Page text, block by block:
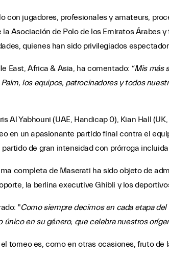
con jugadores, profesionales y amateurs,
Asociación de Polo de los Emiratos Árabes
quienes han sido privilegiados
East, Africa & Asia, ha comentado: “Mis más
los equipos, patrocinadores y todos
Al Yabhouni (UAE, Handicap 0), Kian Hall
en un apasionante partido final contra el
de gran intensidad con prórroga
completa de Maserati ha sido objeto de
la berlina executive Ghibli y los
"Como siempre decimos en cada etapa
en su género, que celebra nuestros
torneo es, como en otras ocasiones, fruto